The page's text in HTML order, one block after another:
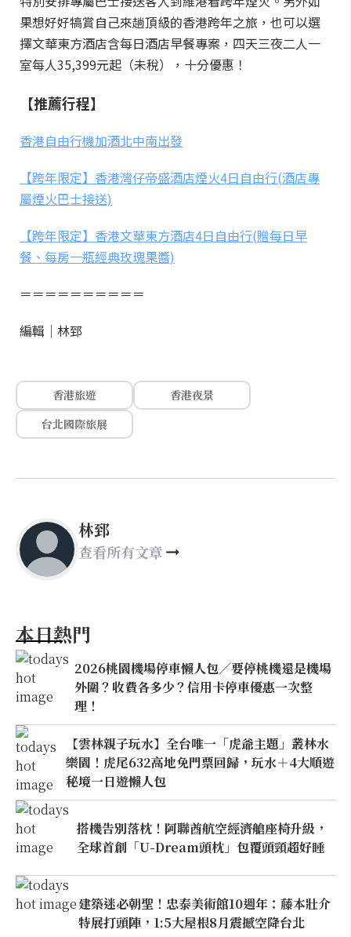
果想好好犒賞自己來趟頂級的香港跨年之旅，也可以選
擇文華東方酒店含每日酒店早餐專案，四天三夜二人一
室每人35,399元起（未稅），十分優惠！
【推薦行程】
香港自由行機加酒北中南出發
【跨年限定】香港灣仔帝盛酒店煙火4日自由行(酒店專
屬煙火巴士接送)
【跨年限定】香港文華東方酒店4日自由行(贈每日早
餐、每房一瓶經典玫瑰果醬)
＝＝＝＝＝＝＝＝＝＝
編輯｜林郅
香港旅遊
香港夜景
台北國際旅展
林郅
查看所有文章
本日熱門
2026桃園機場停車懶人包／要停桃機還是機場
外圍？收費各多少？信用卡停車優惠一次整
理！
【雲林親子玩水】全台唯一「虎爺主題」叢林水
樂園！虎尾632高地免門票回歸，玩水＋4大順遊
秘境一日遊懶人包
搭機告別落枕！阿聯酋航空經濟艙座椅升級，
全球首創「U-Dream頭枕」包覆頭頸超好睡
建築迷必朝聖！忠泰美術館10週年：藤本壯介
特展打頭陣，1:5大屋根8月震撼空降台北